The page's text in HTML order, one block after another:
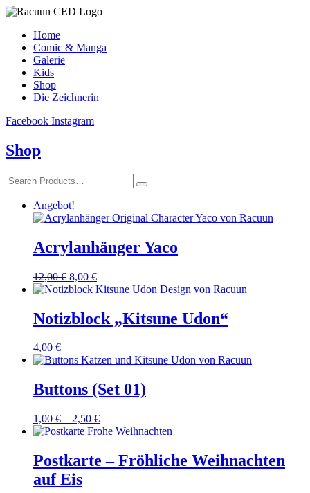
Home
Comic & Manga
Galerie
Kids
Shop
Die Zeichnerin
Facebook Instagram
Shop
Angebot!
Acrylanhänger Yaco
12,00€ Ursprünglicher
Preis
12,00 €
8,00 €Aktueller
Preis
8,00 €.
Notizblock „Kitsune Udon“
4,00 €
Buttons (Set 01)
1,00 € – 2,50 €
Postkarte – Fröhliche Weihnachten
auf Eis